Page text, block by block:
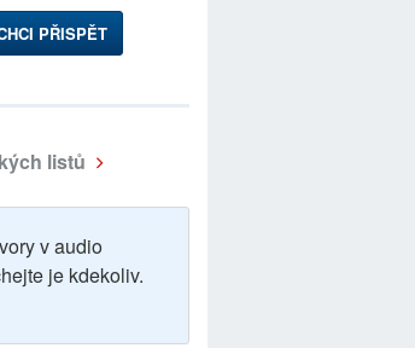
PŘISPĚT
listů
v audio
je kdekoliv.